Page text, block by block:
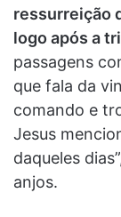
ressurreição
logo após a
passagens
que fala da
comando e
Jesus
daqueles
anjos.